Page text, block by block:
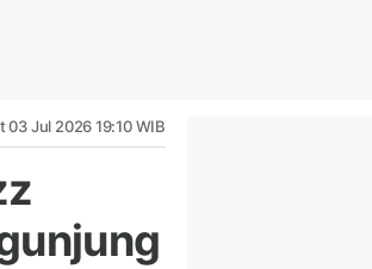
03 Jul 2026 19:10 WIB